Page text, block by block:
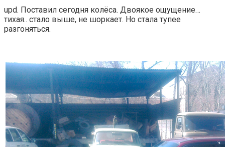
upd. Поставил сегодня колёса. Двоякое ощущение…
тихая.. стало выше, не шоркает. Но стала тупее
разгоняться.